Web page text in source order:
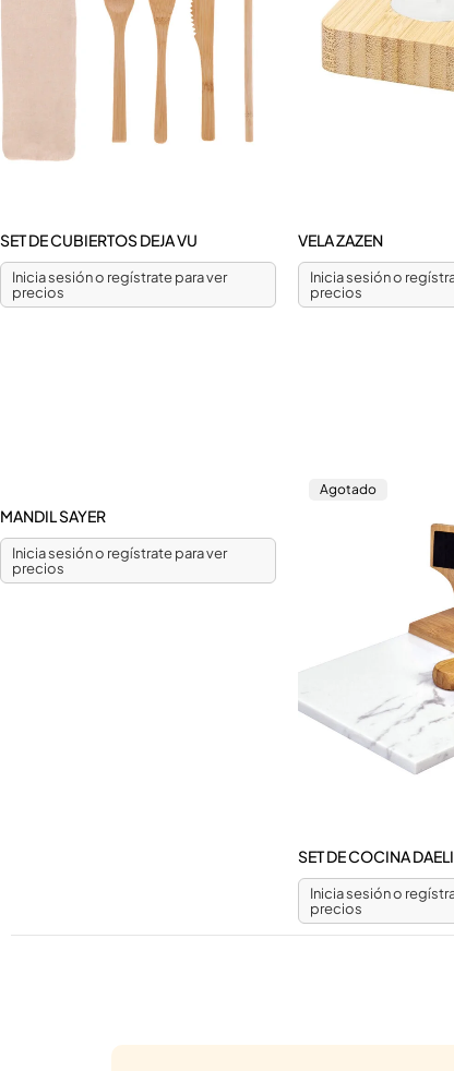
SET DE CUBIERTOS DEJA VU
Inicia sesión o regístrate para ver
precios
VELA ZAZEN
Inicia sesión o
precios
MANDIL SAYER
Inicia sesión o regístrate para ver
precios
Agotado
SET DE COCINA DAELI
Inicia sesión o
precios